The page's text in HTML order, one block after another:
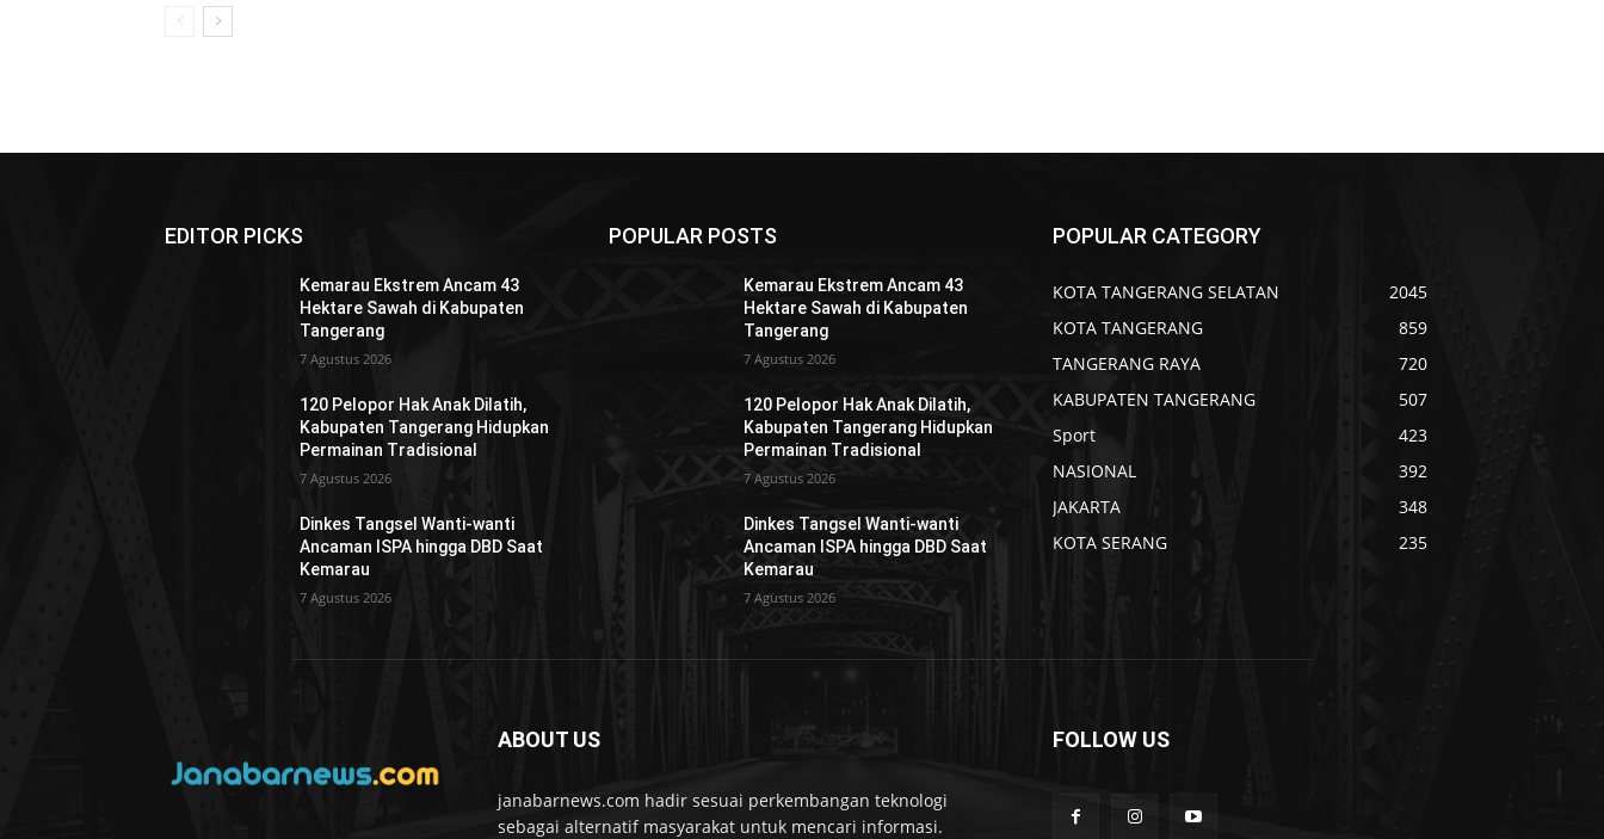
EDITOR PICKS
Kemarau Ekstrem Ancam 43
Hektare Sawah di Kabupaten
Tangerang
7 Agustus 2026
120 Pelopor Hak Anak Dilatih,
Kabupaten Tangerang Hidupkan
Permainan Tradisional
7 Agustus 2026
Dinkes Tangsel Wanti-wanti
Ancaman ISPA hingga DBD Saat
Kemarau
7 Agustus 2026
POPULAR POSTS
Kemarau Ekstrem Ancam 43
Hektare Sawah di Kabupaten
Tangerang
7 Agustus 2026
120 Pelopor Hak Anak Dilatih,
Kabupaten Tangerang Hidupkan
Permainan Tradisional
7 Agustus 2026
Dinkes Tangsel Wanti-wanti
Ancaman ISPA hingga DBD Saat
Kemarau
7 Agustus 2026
POPULAR CATEGORY
KOTA TANGERANG SELATAN
2045
KOTA TANGERANG
859
TANGERANG RAYA
720
KABUPATEN TANGERANG
507
Sport
423
NASIONAL
392
JAKARTA
348
KOTA SERANG
235
ABOUT US
janabarnews.com hadir sesuai perkembangan teknologi
sebagai alternatif masyarakat untuk mencari informasi.
FOLLOW US